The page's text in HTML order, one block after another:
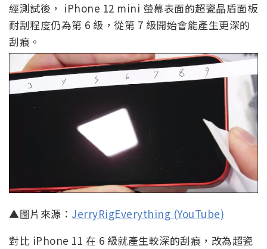
經測試後， iPhone 12 mini 螢幕表面的超瓷晶盾面板
耐刮程度仍為第 6 級，從第 7 級開始會能產生更深的
刮痕。
▲圖片來源： JerryRigEverything (YouTube)
對比 iPhone 11 在 6 級就產生較深的刮痕，改為超瓷